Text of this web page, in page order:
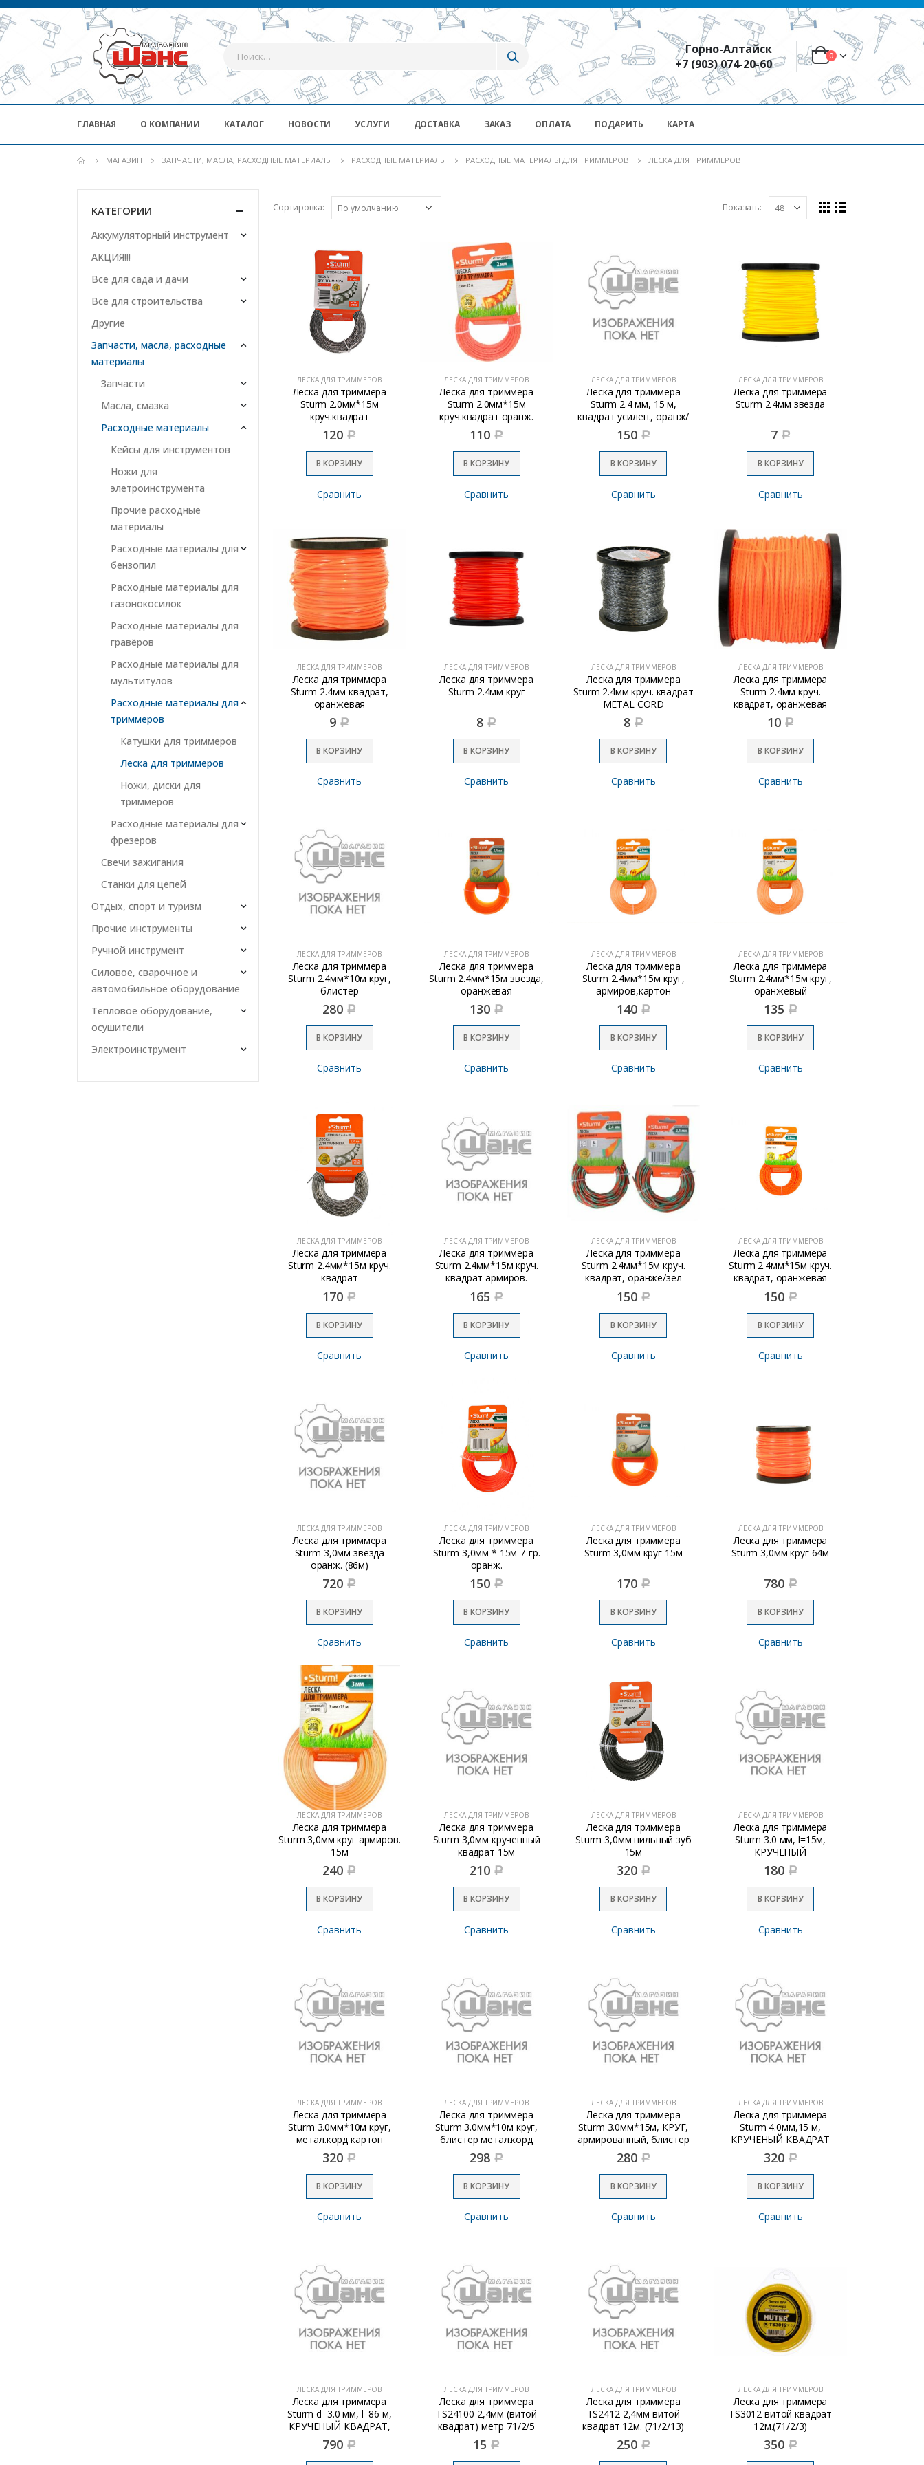
Горно-Алтайск
+7 (903) 074-20-60
0
ГЛАВНАЯ О КОМПАНИИ КАТАЛОГ НОВОСТИ УСЛУГИ ДОСТАВКА ЗАКАЗ ОПЛАТА ПОДАРИТЬ КАРТА
МАГАЗИН ЗАПЧАСТИ, МАСЛА, РАСХОДНЫЕ МАТЕРИАЛЫ РАСХОДНЫЕ МАТЕРИАЛЫ РАСХОДНЫЕ МАТЕРИАЛЫ ДЛЯ ТРИММЕРОВ ЛЕСКА ДЛЯ ТРИММЕРОВ
Сортировка: Показать:
ЛЕСКА ДЛЯ ТРИММЕРОВ
Леска для триммера
Sturm 2.0мм*15м
круч.квадрат
120 Р
В КОРЗИНУ
Сравнить
ЛЕСКА ДЛЯ ТРИММЕРОВ
Леска для триммера
Sturm 2.0мм*15м
круч.квадрат оранж.
110 Р
В КОРЗИНУ
Сравнить
ЛЕСКА ДЛЯ ТРИММЕРОВ
Леска для триммера
Sturm 2.4 мм, 15 м,
квадрат усилен., оранж/
черн
150 Р
В КОРЗИНУ
Сравнить
ЛЕСКА ДЛЯ ТРИММЕРОВ
Леска для триммера
Sturm 2.4мм звезда
7 Р
В КОРЗИНУ
Сравнить
ЛЕСКА ДЛЯ ТРИММЕРОВ
Леска для триммера
Sturm 2.4мм квадрат,
оранжевая
9 Р
В КОРЗИНУ
Сравнить
ЛЕСКА ДЛЯ ТРИММЕРОВ
Леска для триммера
Sturm 2.4мм круг
8 Р
В КОРЗИНУ
Сравнить
ЛЕСКА ДЛЯ ТРИММЕРОВ
Леска для триммера
Sturm 2.4мм круч. квадрат
METAL CORD
8 Р
В КОРЗИНУ
Сравнить
ЛЕСКА ДЛЯ ТРИММЕРОВ
Леска для триммера
Sturm 2.4мм круч.
квадрат, оранжевая
10 Р
В КОРЗИНУ
Сравнить
ЛЕСКА ДЛЯ ТРИММЕРОВ
Леска для триммера
Sturm 2.4мм*10м круг,
блистер
280 Р
В КОРЗИНУ
Сравнить
ЛЕСКА ДЛЯ ТРИММЕРОВ
Леска для триммера
Sturm 2.4мм*15м звезда,
оранжевая
130 Р
В КОРЗИНУ
Сравнить
ЛЕСКА ДЛЯ ТРИММЕРОВ
Леска для триммера
Sturm 2.4мм*15м круг,
армиров,картон
140 Р
В КОРЗИНУ
Сравнить
ЛЕСКА ДЛЯ ТРИММЕРОВ
Леска для триммера
Sturm 2.4мм*15м круг,
оранжевый
135 Р
В КОРЗИНУ
Сравнить
ЛЕСКА ДЛЯ ТРИММЕРОВ
Леска для триммера
Sturm 2.4мм*15м круч.
квадрат
170 Р
В КОРЗИНУ
Сравнить
ЛЕСКА ДЛЯ ТРИММЕРОВ
Леска для триммера
Sturm 2.4мм*15м круч.
квадрат армиров.
165 Р
В КОРЗИНУ
Сравнить
ЛЕСКА ДЛЯ ТРИММЕРОВ
Леска для триммера
Sturm 2.4мм*15м круч.
квадрат, оранже/зел
150 Р
В КОРЗИНУ
Сравнить
ЛЕСКА ДЛЯ ТРИММЕРОВ
Леска для триммера
Sturm 2.4мм*15м круч.
квадрат, оранжевая
150 Р
В КОРЗИНУ
Сравнить
ЛЕСКА ДЛЯ ТРИММЕРОВ
Леска для триммера
Sturm 3,0мм звезда
оранж. (86м)
720 Р
В КОРЗИНУ
Сравнить
ЛЕСКА ДЛЯ ТРИММЕРОВ
Леска для триммера
Sturm 3,0мм * 15м 7-гр.
оранж.
150 Р
В КОРЗИНУ
Сравнить
ЛЕСКА ДЛЯ ТРИММЕРОВ
Леска для триммера
Sturm 3,0мм круг 15м
170 Р
В КОРЗИНУ
Сравнить
ЛЕСКА ДЛЯ ТРИММЕРОВ
Леска для триммера
Sturm 3,0мм круг 64м
780 Р
В КОРЗИНУ
Сравнить
ЛЕСКА ДЛЯ ТРИММЕРОВ
Леска для триммера
Sturm 3,0мм круг армиров.
15м
240 Р
В КОРЗИНУ
Сравнить
ЛЕСКА ДЛЯ ТРИММЕРОВ
Леска для триммера
Sturm 3,0мм крученный
квадрат 15м
210 Р
В КОРЗИНУ
Сравнить
ЛЕСКА ДЛЯ ТРИММЕРОВ
Леска для триммера
Sturm 3,0мм пильный зуб
15м
320 Р
В КОРЗИНУ
Сравнить
ЛЕСКА ДЛЯ ТРИММЕРОВ
Леска для триммера
Sturm 3.0 мм, l=15м,
КРУЧЕНЫЙ
КВАДРАТ,оранж
180 Р
В КОРЗИНУ
Сравнить
ЛЕСКА ДЛЯ ТРИММЕРОВ
Леска для триммера
Sturm 3.0мм*10м круг,
метал.корд картон
320 Р
В КОРЗИНУ
Сравнить
ЛЕСКА ДЛЯ ТРИММЕРОВ
Леска для триммера
Sturm 3.0мм*10м круг,
блистер метал.корд
298 Р
В КОРЗИНУ
Сравнить
ЛЕСКА ДЛЯ ТРИММЕРОВ
Леска для триммера
Sturm 3.0мм*15м, КРУГ,
армированный, блистер
280 Р
В КОРЗИНУ
Сравнить
ЛЕСКА ДЛЯ ТРИММЕРОВ
Леска для триммера
Sturm 4.0мм,15 м,
КРУЧЕНЫЙ КВАДРАТ
320 Р
В КОРЗИНУ
Сравнить
ЛЕСКА ДЛЯ ТРИММЕРОВ
Леска для триммера
Sturm d=3.0 мм, l=86 м,
КРУЧЕНЫЙ КВАДРАТ,
оранж., БОБИНА
790 Р
ЛЕСКА ДЛЯ ТРИММЕРОВ
Леска для триммера
TS24100 2,4мм (витой
квадрат) метр 71/2/5
15 Р
ЛЕСКА ДЛЯ ТРИММЕРОВ
Леска для триммера
TS2412 2,4мм витой
квадрат 12м. (71/2/13)
250 Р
ЛЕСКА ДЛЯ ТРИММЕРОВ
Леска для триммера
TS3012 витой квадрат
12м.(71/2/3)
350 Р
КАТЕГОРИИ
Аккумуляторный инструмент
АКЦИЯ!!!
Все для сада и дачи
Всё для строительства
Другие
Запчасти, масла, расходные
материалы
Запчасти
Масла, смазка
Расходные материалы
Кейсы для инструментов
Ножи для
элетроинструмента
Прочие расходные
материалы
Расходные материалы для
бензопил
Расходные материалы для
газонокосилок
Расходные материалы для
гравёров
Расходные материалы для
мультитулов
Расходные материалы для
триммеров
Катушки для триммеров
Леска для триммеров
Ножи, диски для
триммеров
Расходные материалы для
фрезеров
Свечи зажигания
Станки для цепей
Отдых, спорт и туризм
Прочие инструменты
Ручной инструмент
Силовое, сварочное и
автомобильное оборудование
Тепловое оборудование,
осушители
Электроинструмент